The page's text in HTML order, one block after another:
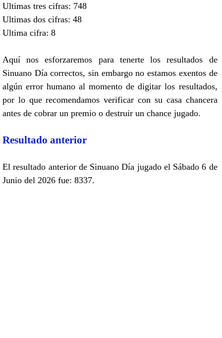
Ultimas tres cifras: 748
Ultimas dos cifras: 48
Ultima cifra: 8
Aquí nos esforzaremos para tenerte los resultados de
Sinuano Día correctos, sin embargo no estamos exentos de
algún error humano al momento de digitar los resultados,
por lo que recomendamos verificar con su casa chancera
antes de cobrar un premio o destruir un chance jugado.
Resultado anterior
El resultado anterior de Sinuano Día jugado el Sábado 6 de
Junio del 2026 fue: 8337.